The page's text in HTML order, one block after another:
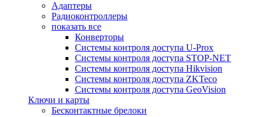
Адаптеры
Радиоконтроллеры
показать все
Конверторы
Системы контроля доступа U-Prox
Системы контроля доступа STOP-NET
Системы контроля доступа Hikvision
Системы контроля доступа ZKTeco
Системы контроля доступа GeoVision
Ключи и карты
Бесконтактные брелоки